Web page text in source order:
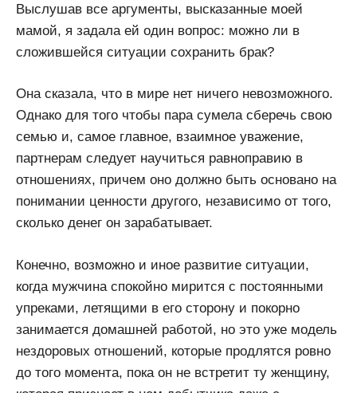
Выслушав все аргументы, высказанные моей
мамой, я задала ей один вопрос: можно ли в
сложившейся ситуации сохранить брак?
Она сказала, что в мире нет ничего невозможного.
Однако для того чтобы пара сумела сберечь свою
семью и, самое главное, взаимное уважение,
партнерам следует научиться равноправию в
отношениях, причем оно должно быть основано на
понимании ценности другого, независимо от того,
сколько денег он зарабатывает.
Конечно, возможно и иное развитие ситуации,
когда мужчина спокойно мирится с постоянными
упреками, летящими в его сторону и покорно
занимается домашней работой, но это уже модель
нездоровых отношений, которые продлятся ровно
до того момента, пока он не встретит ту женщину,